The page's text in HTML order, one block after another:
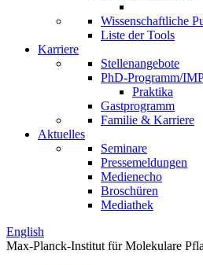
Wissenschaftliche
Liste der Tools
Karriere
Stellenangebote
PhD-Programm/
Praktika
Gastprogramm
Familie & Karriere
Aktuelles
Seminare
Pressemeldungen
Medienecho
Broschüren
Mediathek
English
Max-Planck-Institut für Molekulare